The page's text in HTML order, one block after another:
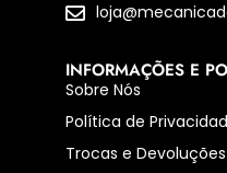
INFORMAÇÕES E
Sobre Nós
Política de
Trocas e Devoluções